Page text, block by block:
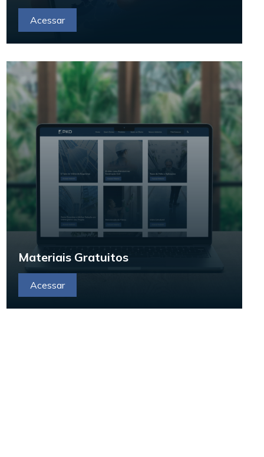
Acessar
Materiais Gratuitos
Acessar